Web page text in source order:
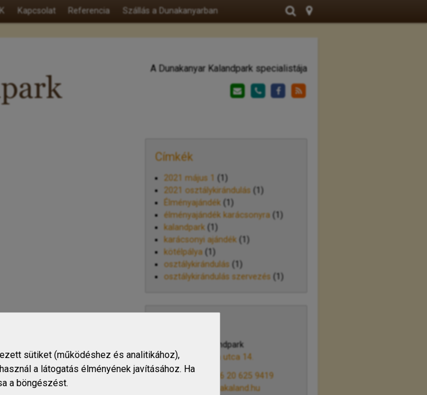
Kapcsolat Referencia Szállás a Dunakanyarban
A Dunakanyar Kalandpark specialistája
Címkék
2021 május 1 (1)
2021 osztálykirándulás(1)
Élményajándék(1)
élményajándék karácsonyra(1)
kalandpark(1)
karácsonyi ajándék(1)
kötélpálya(1)
osztálykirándulás(1)
osztálykirándulás szervezés(1)
Dunakaland Kalandpark
2131 Göd, Jósika utca 14.
+36 20 625 9419
info@dunakaland.hu
sütiket (működéshez és analitikához),
a látogatás élményének javításához. Ha
a böngészést.